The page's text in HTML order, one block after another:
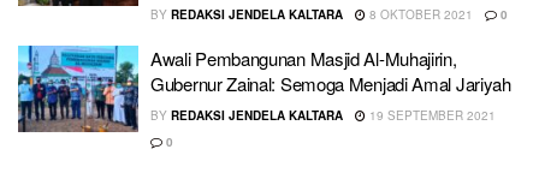
BY REDAKSI JENDELA KALTARA 8 OKTOBER 2021 0
Awali Pembangunan Masjid Al-Muhajirin,
Gubernur Zainal: Semoga Menjadi Amal Jariyah
BY REDAKSI JENDELA KALTARA
19 SEPTEMBER 2021
0